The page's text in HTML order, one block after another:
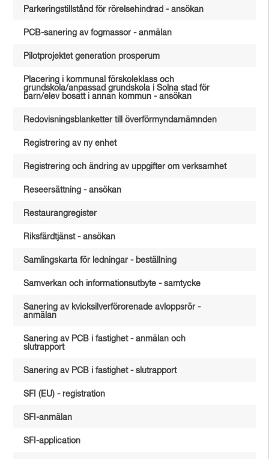
Parkeringstillstånd för rörelsehindrad - ansökan
PCB-sanering av fogmassor - anmälan
Pilotprojektet generation prosperum
Placering i kommunal förskoleklass och
grundskola/anpassad grundskola i Solna stad för
barn/elev bosatt i annan kommun - ansökan
Redovisningsblanketter till överförmyndarnämnden
Registrering av ny enhet
Registrering och ändring av uppgifter om verksamhet
Reseersättning - ansökan
Restaurangregister
Riksfärdtjänst - ansökan
Samlingskarta för ledningar - beställning
Samverkan och informationsutbyte - samtycke
Sanering av kvicksilverförorenade avloppsrör -
anmälan
Sanering av PCB i fastighet - anmälan och
slutrapport
Sanering av PCB i fastighet - slutrapport
SFI (EU) - registration
SFI-anmälan
SFI-application